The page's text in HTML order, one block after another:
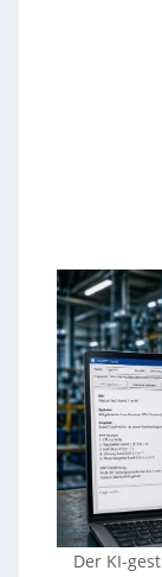
Der KI-